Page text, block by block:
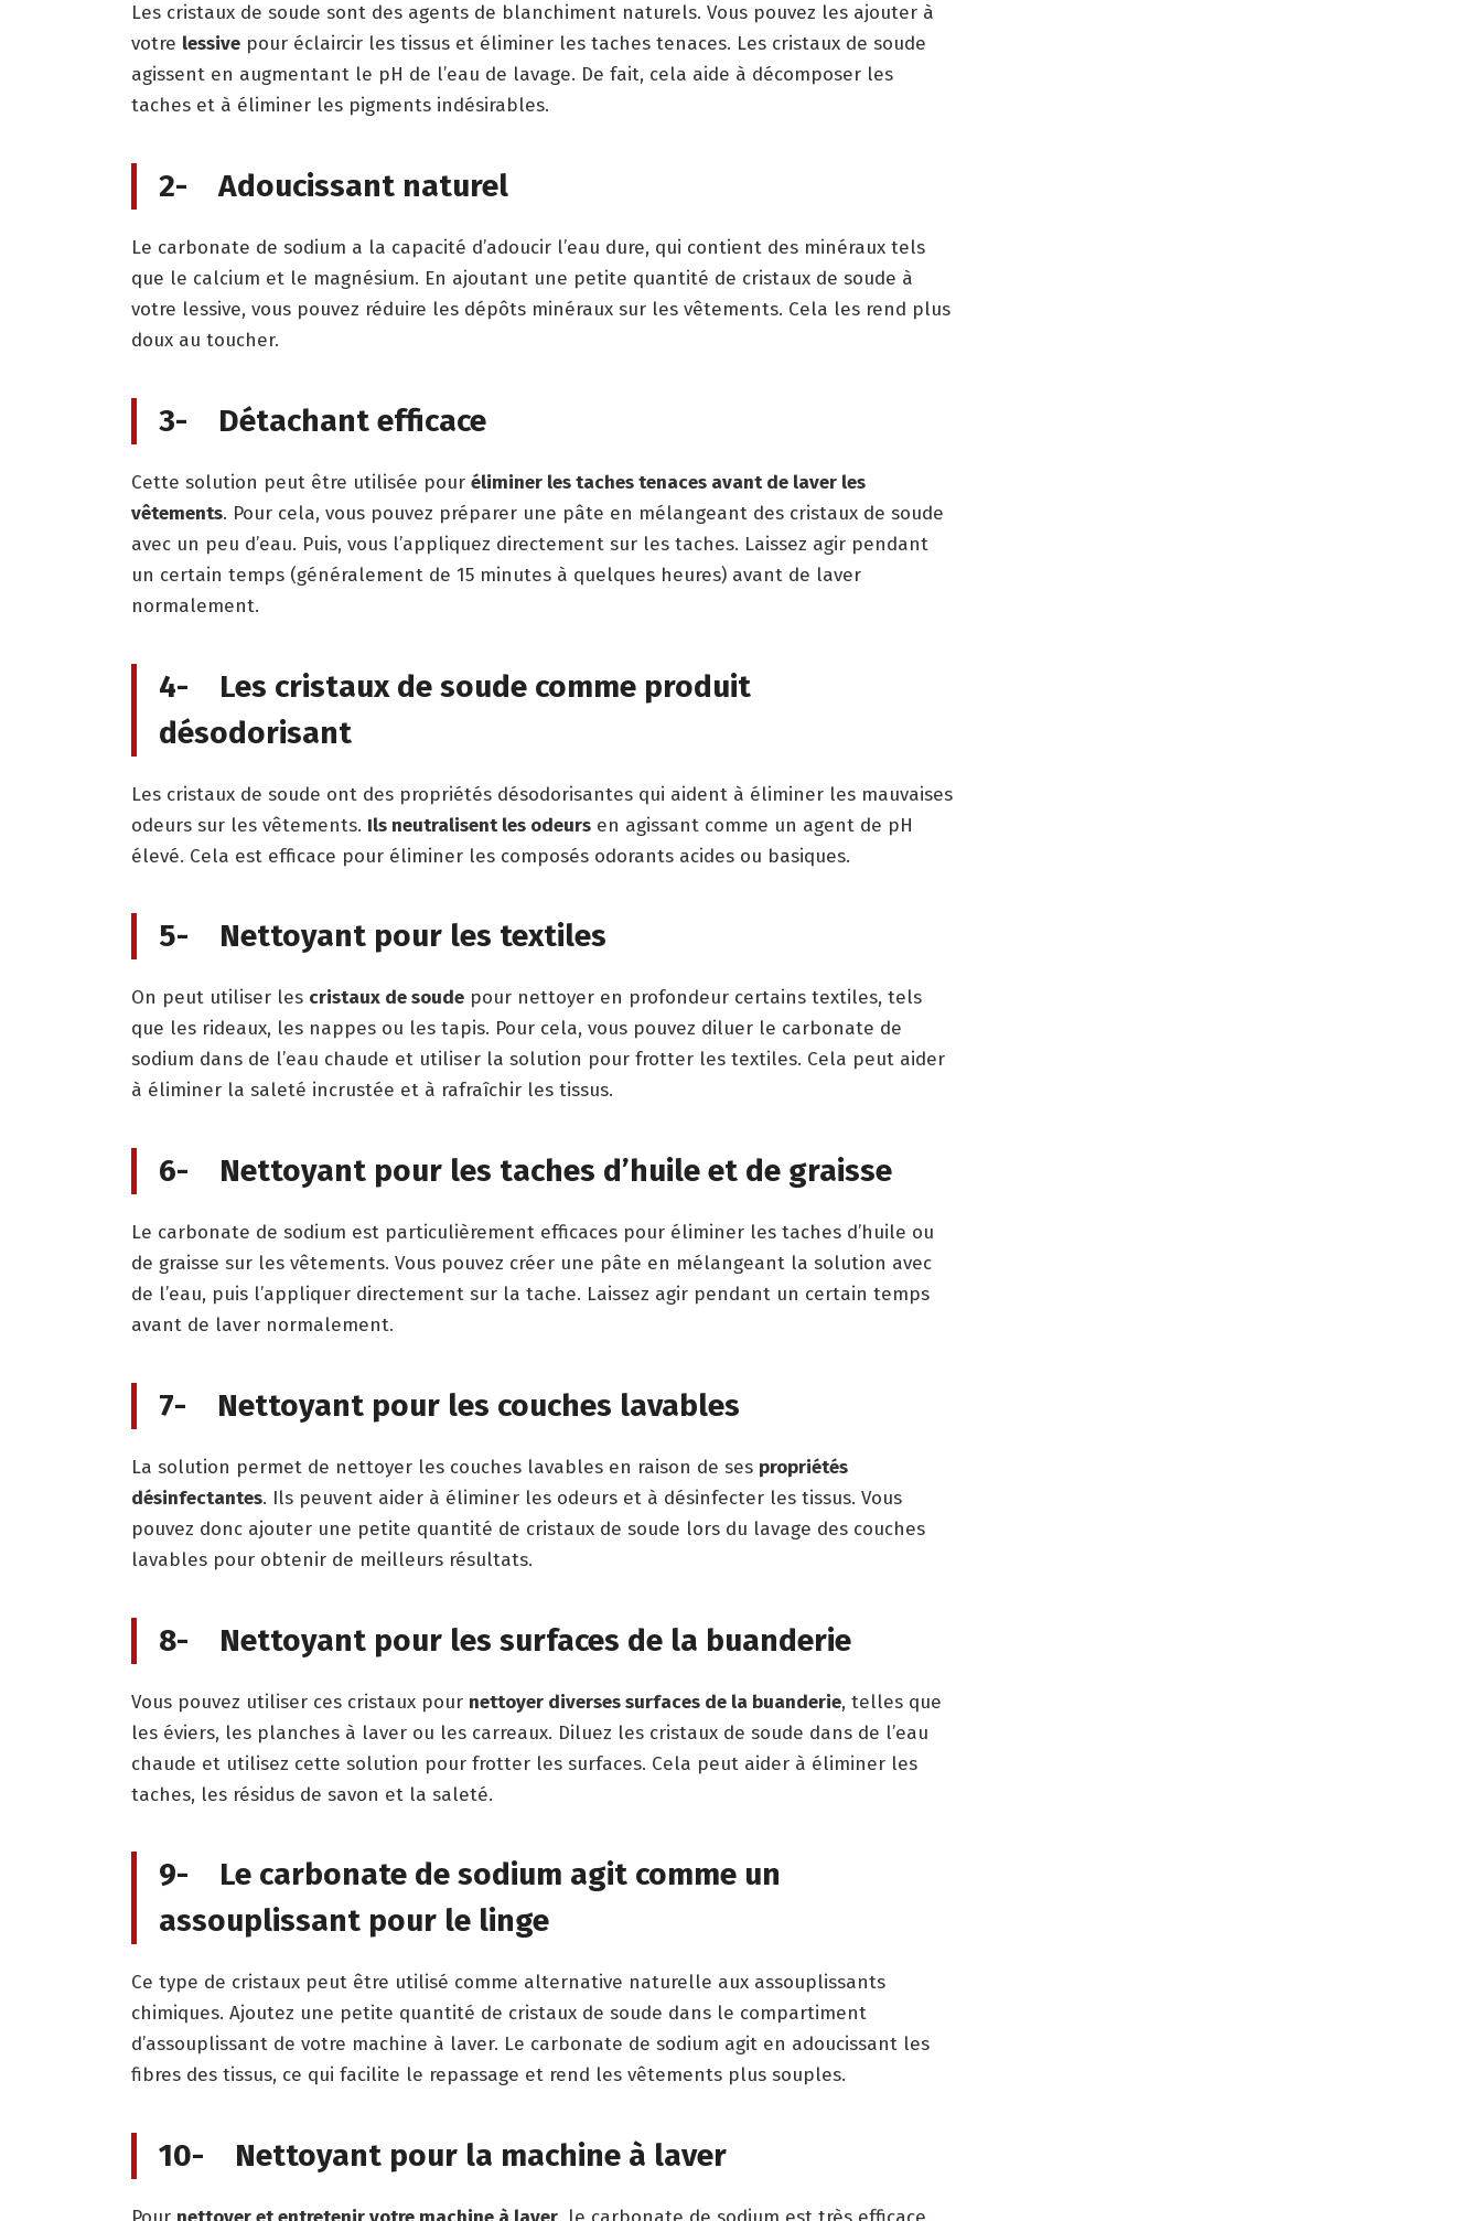
Les cristaux de soude sont des agents de blanchiment naturels. Vous pouvez les ajouter à
votre lessivepour éclaircir les tissus et éliminer les taches tenaces. Les cristaux de soude
agissent en augmentant le pH de l’eau de lavage. De fait, cela aide à décomposer les
taches et à éliminer les pigments indésirables.
2- Adoucissant naturel
Le carbonate de sodium a la capacité d’adoucir l’eau dure, qui contient des minéraux tels
que le calcium et le magnésium. En ajoutant une petite quantité de cristaux de soude à
votre lessive, vous pouvez réduire les dépôts minéraux sur les vêtements. Cela les rend plus
doux au toucher.
3- Détachant efficace
Cette solution peut être utilisée pour éliminer les taches tenaces avant de laver les
vêtements. Pour cela, vous pouvez préparer une pâte en mélangeant des cristaux de soude
avec un peu d’eau. Puis, vous l’appliquez directement sur les taches. Laissez agir pendant
un certain temps (généralement de 15 minutes à quelques heures) avant de laver
normalement.
4- Les cristaux de soude comme produit
désodorisant
Les cristaux de soude ont des propriétés désodorisantes qui aident à éliminer les mauvaises
odeurs sur les vêtements. Ils neutralisent les odeursen agissant comme un agent de pH
élevé. Cela est efficace pour éliminer les composés odorants acides ou basiques.
5- Nettoyant pour les textiles
On peut utiliser les cristaux de soudepour nettoyer en profondeur certains textiles, tels
que les rideaux, les nappes ou les tapis. Pour cela, vous pouvez diluer le carbonate de
sodium dans de l’eau chaude et utiliser la solution pour frotter les textiles. Cela peut aider
à éliminer la saleté incrustée et à rafraîchir les tissus.
6- Nettoyant pour les taches d’huile et de graisse
Le carbonate de sodium est particulièrement efficaces pour éliminer les taches d’huile ou
de graisse sur les vêtements. Vous pouvez créer une pâte en mélangeant la solution avec
de l’eau, puis l’appliquer directement sur la tache. Laissez agir pendant un certain temps
avant de laver normalement.
7- Nettoyant pour les couches lavables
La solution permet de nettoyer les couches lavables en raison de ses propriétés
désinfectantes. Ils peuvent aider à éliminer les odeurs et à désinfecter les tissus. Vous
pouvez donc ajouter une petite quantité de cristaux de soude lors du lavage des couches
lavables pour obtenir de meilleurs résultats.
8- Nettoyant pour les surfaces de la buanderie
Vous pouvez utiliser ces cristaux pour nettoyer diverses surfaces de la buanderie, telles que
les éviers, les planches à laver ou les carreaux. Diluez les cristaux de soude dans de l’eau
chaude et utilisez cette solution pour frotter les surfaces. Cela peut aider à éliminer les
taches, les résidus de savon et la saleté.
9- Le carbonate de sodium agit comme un
assouplissant pour le linge
Ce type de cristaux peut être utilisé comme alternative naturelle aux assouplissants
chimiques. Ajoutez une petite quantité de cristaux de soude dans le compartiment
d’assouplissant de votre machine à laver. Le carbonate de sodium agit en adoucissant les
fibres des tissus, ce qui facilite le repassage et rend les vêtements plus souples.
10- Nettoyant pour la machine à laver